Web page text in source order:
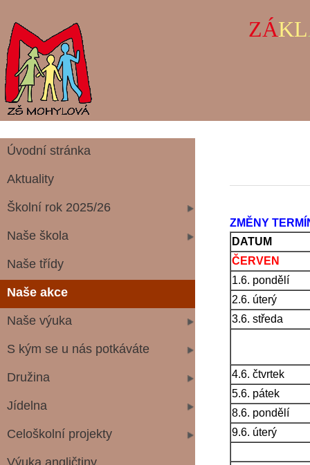
ZÁKL
Úvodní stránka
Aktuality
Školní rok 2025/26
Naše škola
Naše třídy
Naše akce
Naše výuka
S kým se u nás potkáváte
Družina
Jídelna
Celoškolní projekty
Výuka angličtiny
ZMĚNY
DATUM
ČERVEN
1.6. pondělí
2.6. úterý
3.6. středa
4.6. čtvrtek
5.6. pátek
8.6. pondělí
9.6. úterý